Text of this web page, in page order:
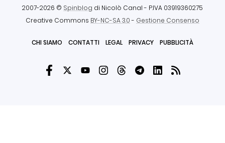
2007-2026 © Spinblog di Nicolò Canal - P.IVA 03919360275
Creative Commons BY-NC-SA 3.0- Gestione Consenso
CHI SIAMO CONTATTI LEGAL PRIVACY PUBBLICITÀ